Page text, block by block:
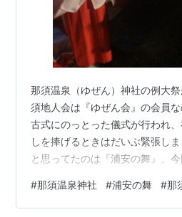
那須温泉（ゆぜん）神社の例大
須地人会は『ゆぜん会』の会員な
古式にのっとった儀式が行われ
しを捧げるときはだいぶ緊張し
と思ってたのは『浦安の舞』、
と共に魅了されました。 ８日の
ました。 ９日は11時から始まり
#那須温泉神社 #浦安の舞 #那